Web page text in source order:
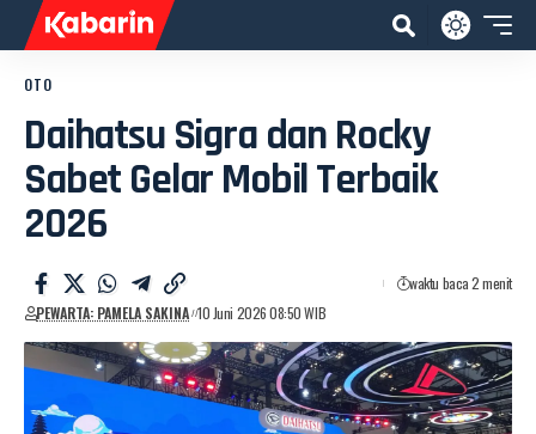
OTO
Daihatsu Sigra dan Rocky
Sabet Gelar Mobil Terbaik
2026
PEWARTA: PAMELA SAKINA 10 Juni 2026 08:50 WIB
waktu baca 2 menit